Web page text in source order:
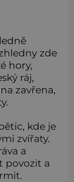
zde
hory,
ráj,
zavřena,
kde je
zvířaty.
a
povozit a